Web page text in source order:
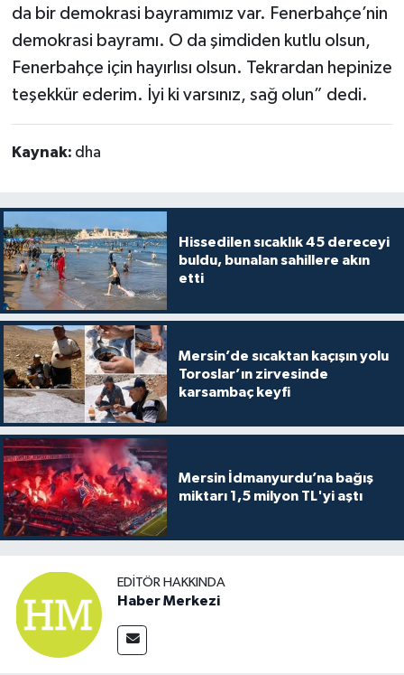
da bir demokrasi bayramımız var. Fenerbahçe’nin
demokrasi bayramı. O da şimdiden kutlu olsun,
Fenerbahçe için hayırlısı olsun. Tekrardan hepinize
teşekkür ederim. İyi ki varsınız, sağ olun” dedi.
Kaynak: dha
Hissedilen sıcaklık 45 dereceyi
buldu, bunalan sahillere akın
etti
Mersin’de sıcaktan kaçışın yolu
Toroslar’ın zirvesinde
karsambaç keyfi
Mersin İdmanyurdu’na bağış
miktarı 1,5 milyon TL'yi aştı
EDITÖR HAKKINDA
Haber Merkezi